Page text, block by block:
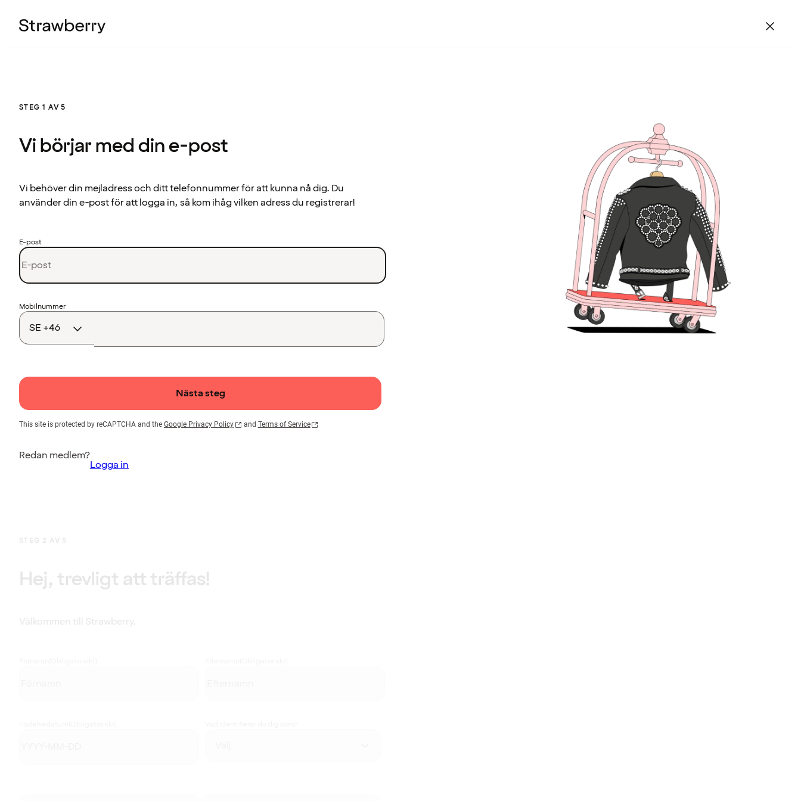
STEG 1 AV 5
Vi börjar med din e-post
Vi behöver din mejladress och ditt telefonnummer för att kunna nå dig. Du
använder din e-post för att logga in, så kom ihåg vilken adress du registrerar!
E-post
Landskod
Mobilnummer
Nästa steg
This site is protected by reCAPTCHA and the Google Privacy Policy and Terms of Service
Redan medlem?
Logga in
STEG 2 AV 5
Hej, trevligt att träffas!
Välkommen till Strawberry.